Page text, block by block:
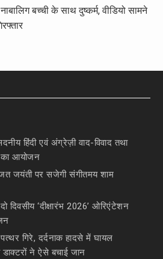
बच्ची के साथ दुष्कर्म, वीडियो सामने
हिंदी एवं अंग्रेज़ी वाद-विवाद तथा
का आयोजन
जयंती पर सजेगी संगीतमय शाम
दिवसीय ‘दीक्षारंभ 2026’ ओरिएंटेशन
पत्थर गिरे, दर्दनाक हादसे में घायल
ने ऐसे बचाई जान